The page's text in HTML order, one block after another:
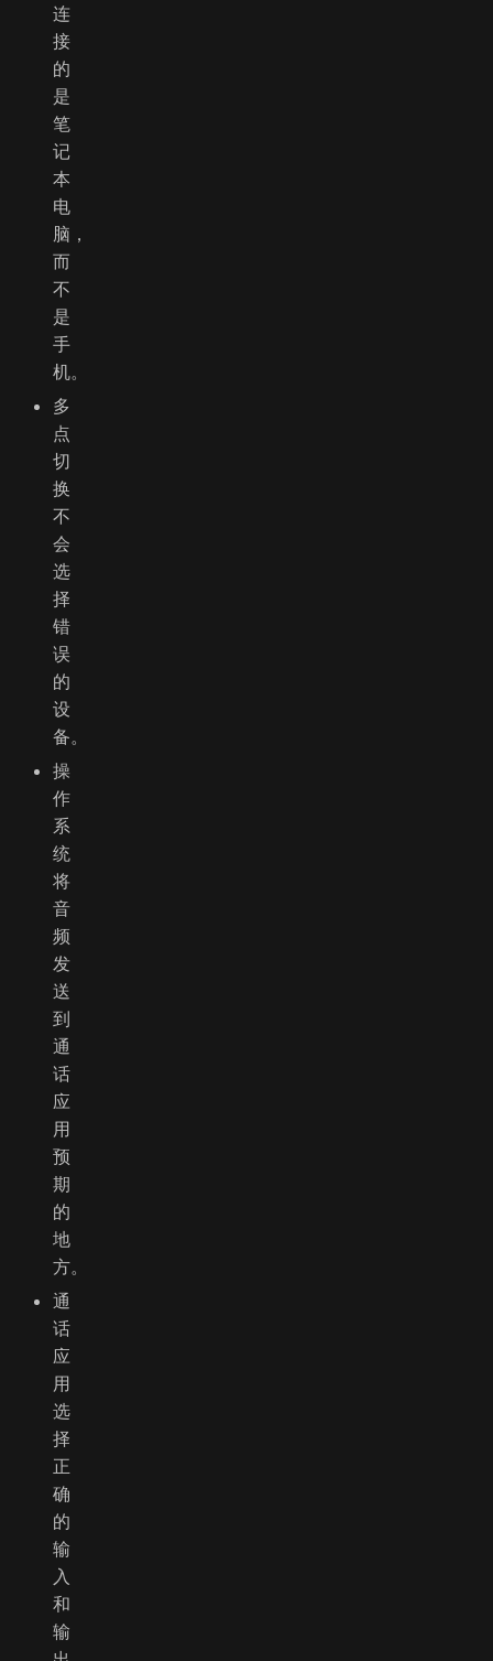
连
接
的
是
笔
记
本
电
脑，
而
不
是
手
机。
多
点
切
换
不
会
选
择
错
误
的
设
备。
操
作
系
统
将
音
频
发
送
到
通
话
应
用
预
期
的
地
方。
通
话
应
用
选
择
正
确
的
输
入
和
输